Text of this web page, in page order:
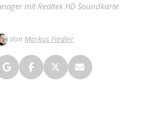
mit Realtek HD Soundkarte
Von Markus Fiedler